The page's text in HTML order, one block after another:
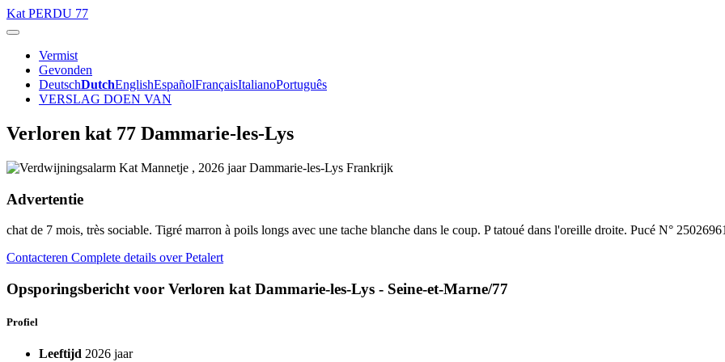
Kat PERDU 77
Vermist
Gevonden
DeutschDutchEnglishEspañolFrançaisItalianoPortuguês
VERSLAG DOEN VAN
Verloren kat 77 Dammarie-les-Lys
Advertentie
chat de 7 mois, très sociable. Tigré marron à poils longs avec une tache blanche dans le coup. P tatoué dans l'oreille droite. Pucé N°
Contacteren Complete details over Petalert
Opsporingsbericht voor Verloren kat Dammarie-les-Lys - Seine-et-Marne/77
Profiel
Leeftijd 2026 jaar